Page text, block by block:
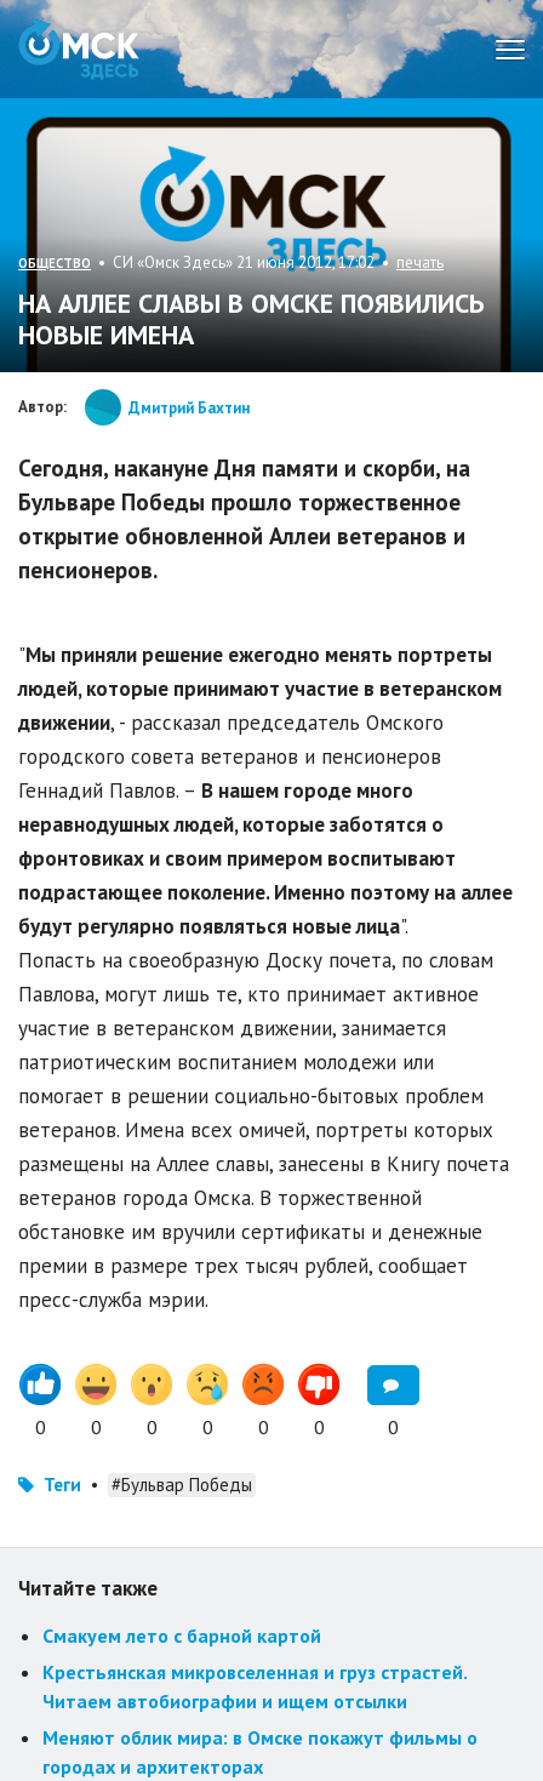
ОБЩЕСТВО • СИ «Омск Здесь» 21 июня 2012, 17:02 • печать
НА АЛЛЕЕ СЛАВЫ В ОМСКЕ ПОЯВИЛИСЬ
НОВЫЕ ИМЕНА
Автор: Дмитрий Бахтин
Сегодня, накануне Дня памяти и скорби, на
Бульваре Победы прошло торжественное
открытие обновленной Аллеи ветеранов и
пенсионеров.
"Мы приняли решение ежегодно менять портреты
людей, которые принимают участие в ветеранском
движении, - рассказал председатель Омского
городского совета ветеранов и пенсионеров
Геннадий Павлов. – В нашем городе много
неравнодушных людей, которые заботятся о
фронтовиках и своим примером воспитывают
подрастающее поколение. Именно поэтому на аллее
будут регулярно появляться новые лица".
Попасть на своеобразную Доску почета, по словам
Павлова, могут лишь те, кто принимает активное
участие в ветеранском движении, занимается
патриотическим воспитанием молодежи или
помогает в решении социально-бытовых проблем
ветеранов. Имена всех омичей, портреты которых
размещены на Аллее славы, занесены в Книгу почета
ветеранов города Омска. В торжественной
обстановке им вручили сертификаты и денежные
премии в размере трех тысяч рублей, сообщает
пресс-служба мэрии.
0 0 0 0 0 0 0
Теги • #Бульвар Победы
Читайте также
Смакуем лето с барной картой
Крестьянская микровселенная и груз страстей.
Читаем автобиографии и ищем отсылки
Меняют облик мира: в Омске покажут фильмы о
городах и архитекторах